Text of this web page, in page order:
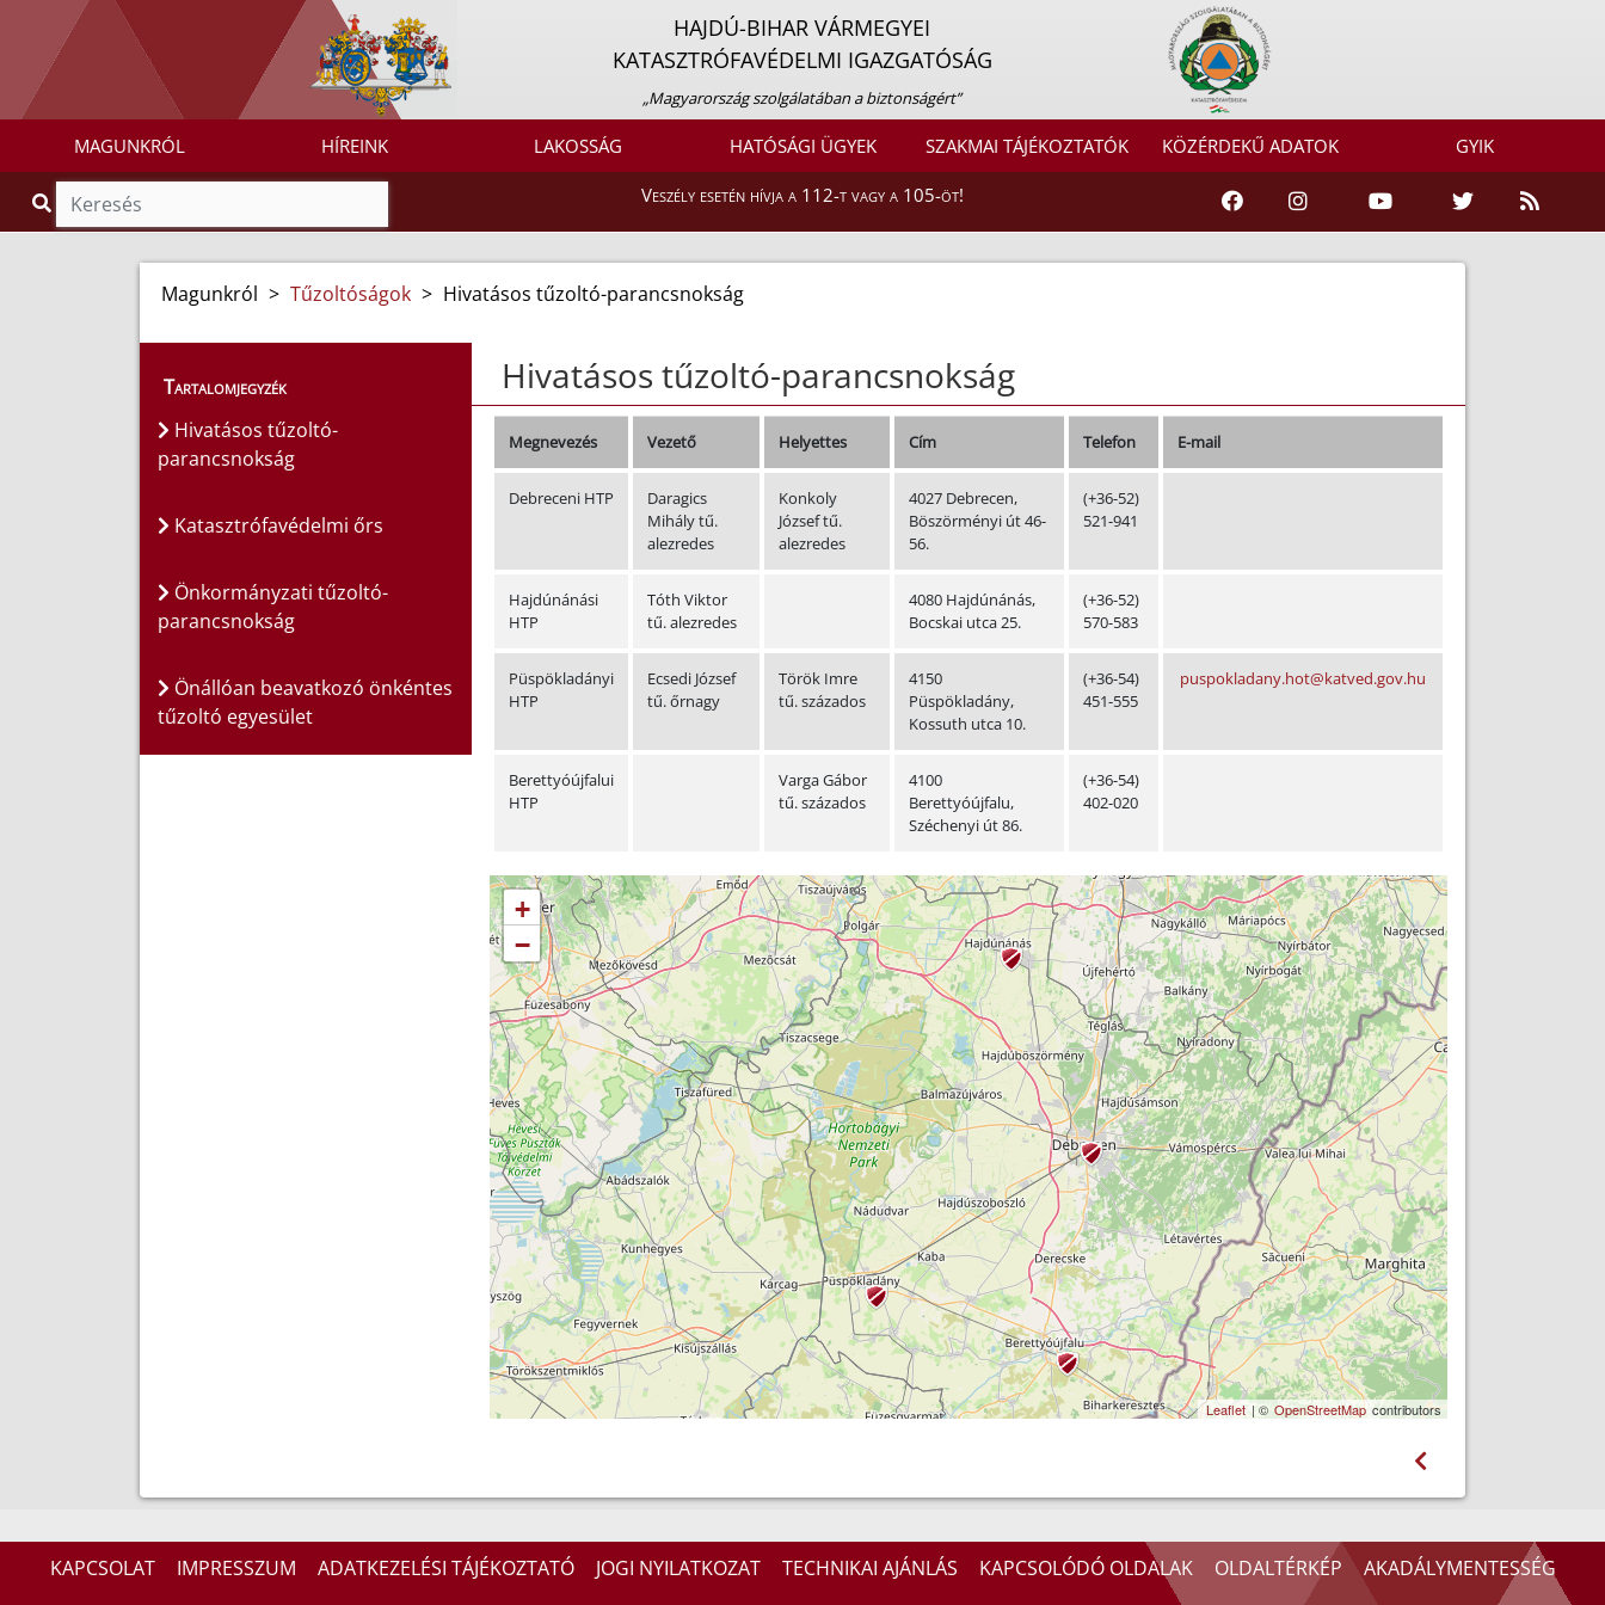
HAJDÚ-BIHAR VÁRMEGYEI
KATASZTRÓFAVÉDELMI IGAZGATÓSÁG
„Magyarország szolgálatában a biztonságért”
MAGUNKRÓL HÍREINK LAKOSSÁG HATÓSÁGI ÜGYEK SZAKMAI TÁJÉKOZTATÓK KÖZÉRDEKŰ ADATOK GYIK
Veszély esetén hívja a 112-t vagy a 105-öt!
Magunkról > Tűzoltóságok > Hivatásos tűzoltó-parancsnokság
Tartalomjegyzék
Hivatásos tűzoltó-
parancsnokság
Katasztrófavédelmi őrs
Önkormányzati tűzoltó-
parancsnokság
Önállóan beavatkozó önkéntes
tűzoltó egyesület
Hivatásos tűzoltó-parancsnokság
Megnevezés Vezető Helyettes Cím Telefon E-mail
Debreceni HTP
Daragics
Mihály tű.
alezredes
Konkoly
József tű.
alezredes
4027 Debrecen,
Böszörményi út 46-
56.
(+36-52)
521-941
Hajdúnánási
HTP
Tóth Viktor
tű. alezredes
4080 Hajdúnánás,
Bocskai utca 25.
(+36-52)
570-583
Püspökladányi
HTP
Ecsedi József
tű. őrnagy
Török Imre
tű. százados
4150
Püspökladány,
Kossuth utca 10.
(+36-54)
451-555
puspokladany.hot@katved.gov.hu
Berettyóújfalui
HTP
Varga Gábor
tű. százados
4100
Berettyóújfalu,
Széchenyi út 86.
(+36-54)
402-020
+
−
Leaflet | © OpenStreetMap contributors
KAPCSOLAT IMPRESSZUM ADATKEZELÉSI TÁJÉKOZTATÓ JOGI NYILATKOZAT TECHNIKAI AJÁNLÁS KAPCSOLÓDÓ OLDALAK OLDALTÉRKÉP AKADÁLYMENTESSÉG